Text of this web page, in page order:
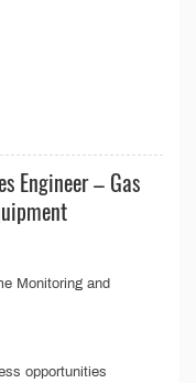
Engineer – Gas
Monitoring and
opportunities